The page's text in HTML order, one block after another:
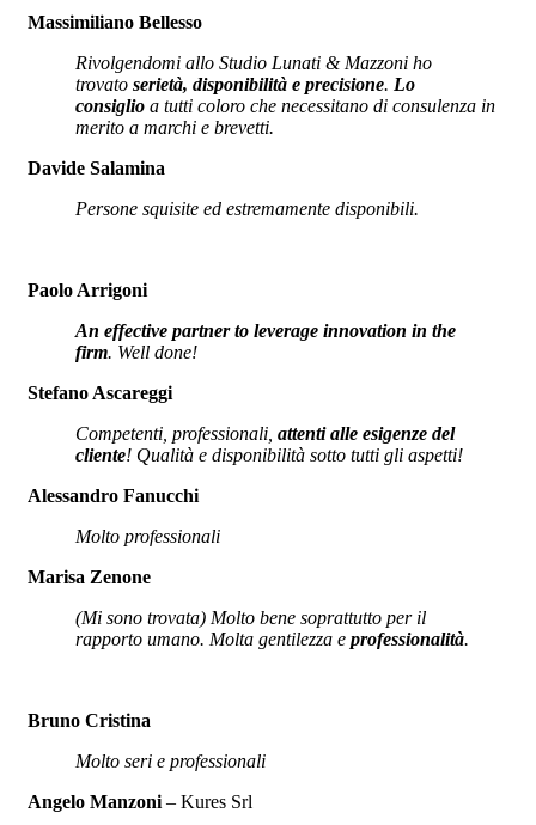
Massimiliano Bellesso
Rivolgendomi allo Studio Lunati & Mazzoni ho
trovato serietà, disponibilità e precisione. Lo
consiglio a tutti coloro che necessitano di consulenza in
merito a marchi e brevetti.
Davide Salamina
Persone squisite ed estremamente disponibili.
Paolo Arrigoni
An effective partner to leverage innovation in the
firm. Well done!
Stefano Ascareggi
Competenti, professionali, attenti alle esigenze del
cliente! Qualità e disponibilità sotto tutti gli aspetti!
Alessandro Fanucchi
Molto professionali
Marisa Zenone
(Mi sono trovata) Molto bene soprattutto per il
rapporto umano. Molta gentilezza e professionalità.
Bruno Cristina
Molto seri e professionali
Angelo Manzoni – Kures Srl